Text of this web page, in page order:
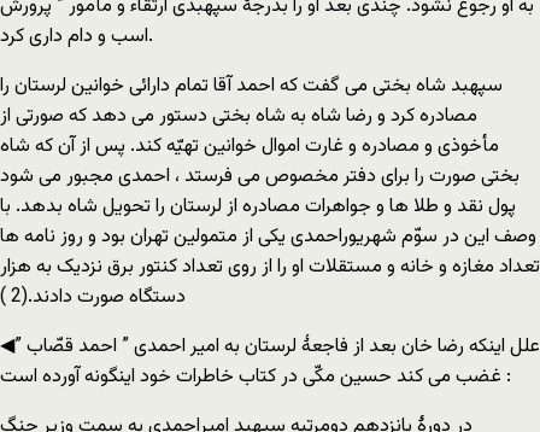
به او رجوع نشود. چندی بعد او را بدرجۀ سپهبدی ارتقاء و مأمور ” پرورش
اسب و دام داری کرد.
سپهبد شاه بختی می گفت که احمد آقا تمام دارائی خوانین لرستان را
مصادره کرد و رضا شاه به شاه بختی دستور می دهد که صورتی از
مأخوذی و مصادره و غارت اموال خوانین تهیّه کند. پس از آن که شاه
بختی صورت را برای دفتر مخصوص می فرستد ، احمدی مجبور می شود
پول نقد و طلا ها و جواهرات مصادره از لرستان را تحویل شاه بدهد. با
وصف این در سوّم شهریوراحمدی یکی از متمولین تهران بود و روز نامه ها
تعداد مغازه و خانه و مستقلات او را از روی تعداد کنتور برق نزدیک به هزار
دستگاه صورت دادند.(2 )
◀علل اینکه رضا خان بعد از فاجعۀ لرستان به امیر احمدی ” احمد قصّاب ”
غضب می کند حسين مكّی در كتاب خاطرات خود اینگونه آورده است :